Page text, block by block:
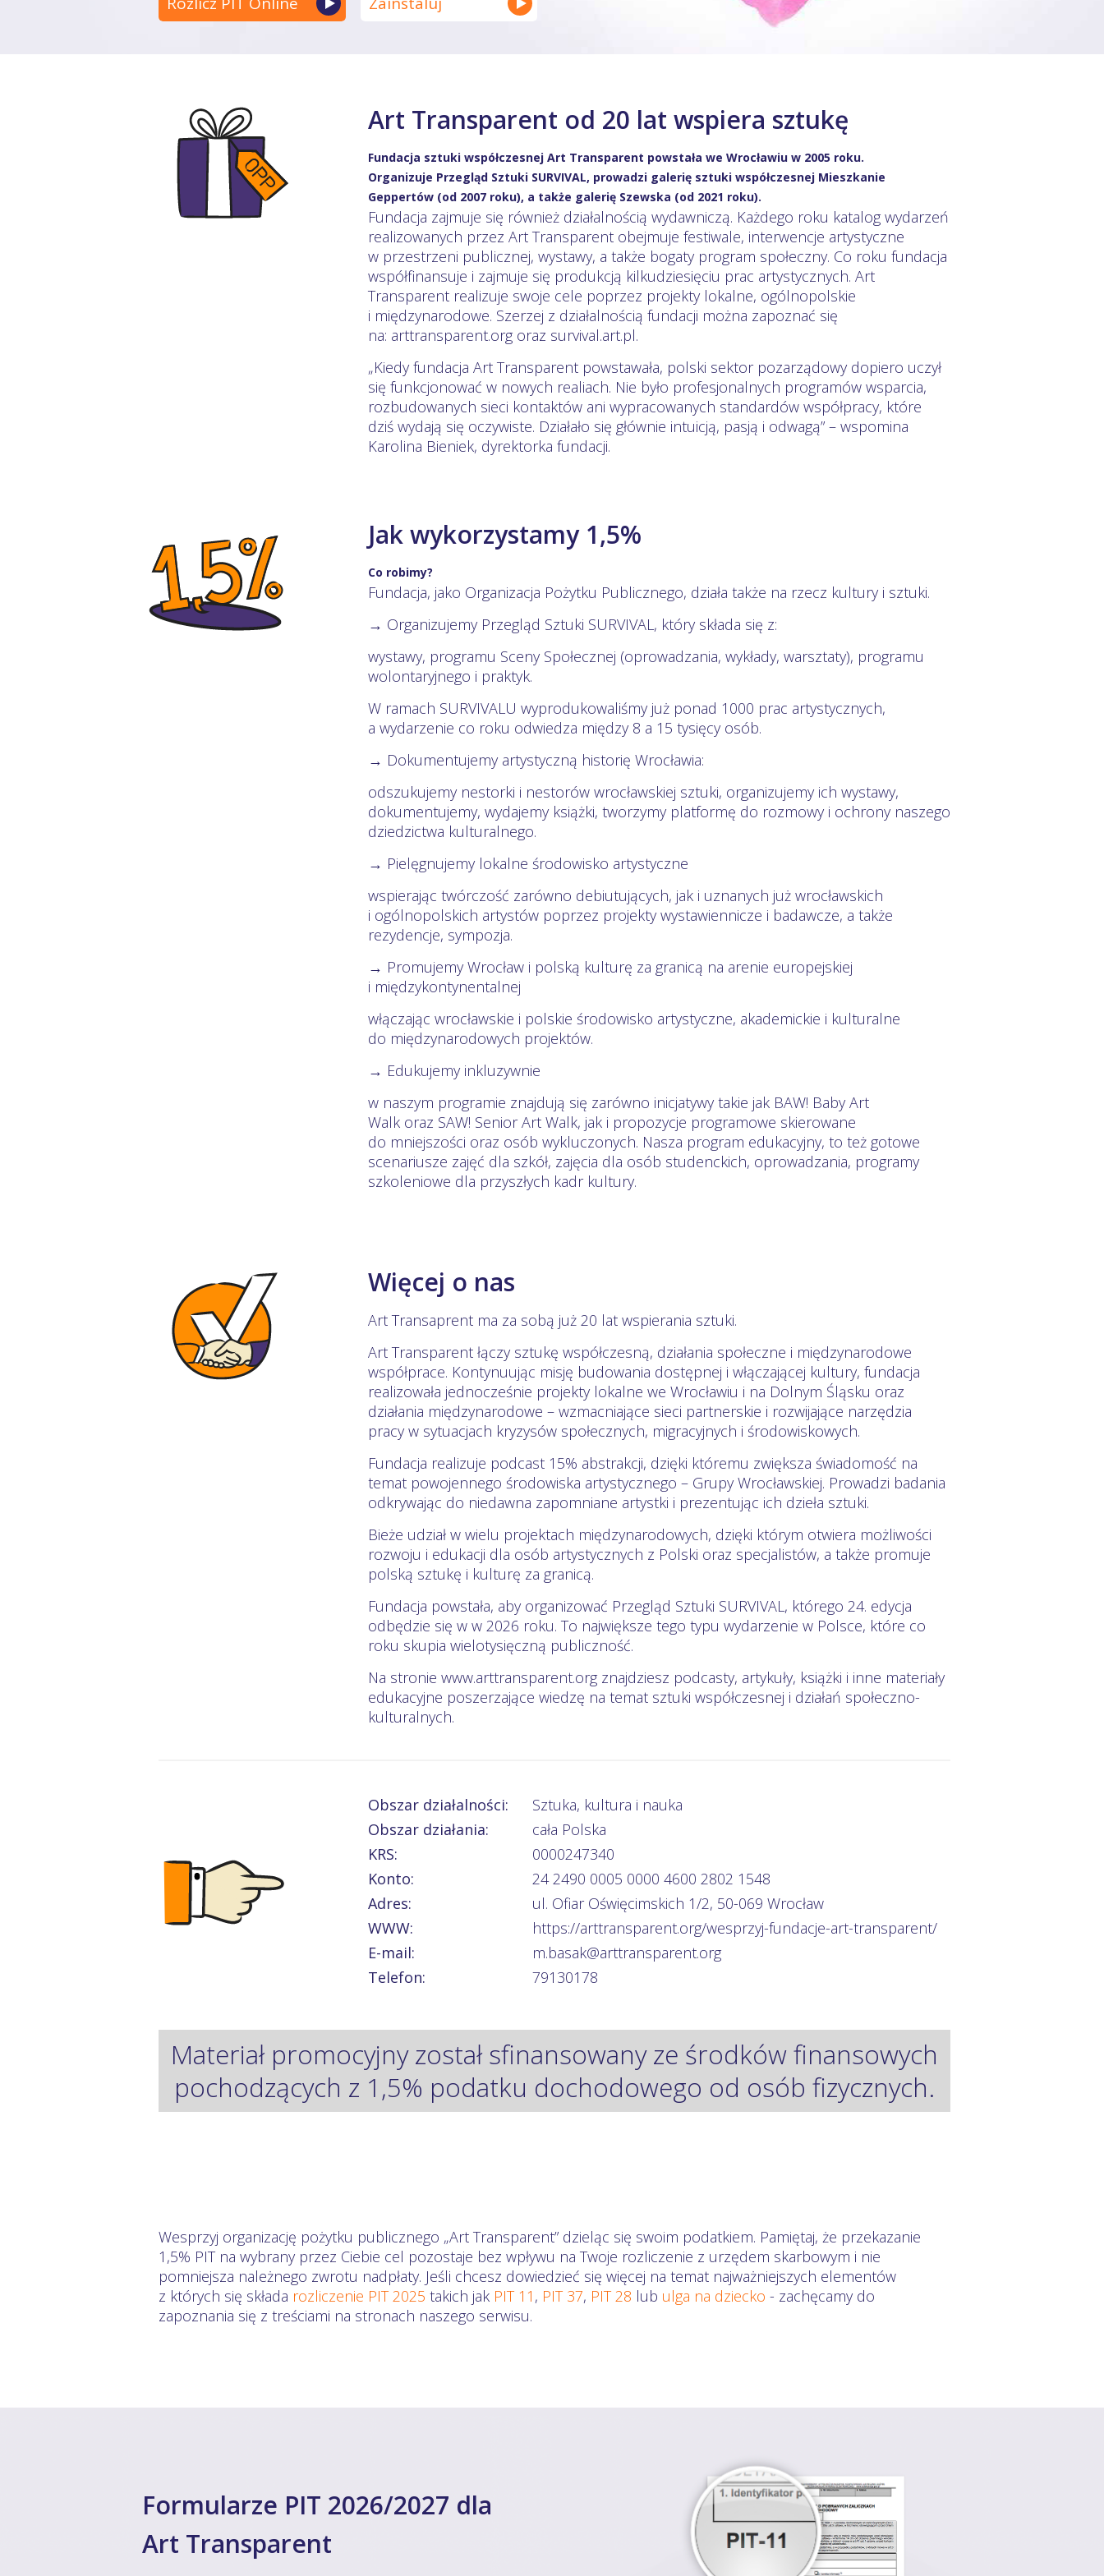
Art Transparent od 20 lat wspiera sztukę
Fundacja sztuki współczesnej Art Transparent powstała we Wrocławiu w 2005 roku.
Organizuje Przegląd Sztuki SURVIVAL, prowadzi galerię sztuki współczesnej Mieszkanie
Geppertów (od 2007 roku), a także galerię Szewska (od 2021 roku).
Fundacja zajmuje się również działalnością wydawniczą. Każdego roku katalog wydarzeń
realizowanych przez Art Transparent obejmuje festiwale, interwencje artystyczne
w przestrzeni publicznej, wystawy, a także bogaty program społeczny. Co roku fundacja
współfinansuje i zajmuje się produkcją kilkudziesięciu prac artystycznych. Art
Transparent realizuje swoje cele poprzez projekty lokalne, ogólnopolskie
i międzynarodowe. Szerzej z działalnością fundacji można zapoznać się
na: arttransparent.org oraz survival.art.pl.
„Kiedy fundacja Art Transparent powstawała, polski sektor pozarządowy dopiero uczył
się funkcjonować w nowych realiach. Nie było profesjonalnych programów wsparcia,
rozbudowanych sieci kontaktów ani wypracowanych standardów współpracy, które
dziś wydają się oczywiste. Działało się głównie intuicją, pasją i odwagą” – wspomina
Karolina Bieniek, dyrektorka fundacji.
Jak wykorzystamy 1,5%
Co robimy?
Fundacja, jako Organizacja Pożytku Publicznego, działa także na rzecz kultury i sztuki.
→ Organizujemy Przegląd Sztuki SURVIVAL, który składa się z:
wystawy, programu Sceny Społecznej (oprowadzania, wykłady, warsztaty), programu
wolontaryjnego i praktyk.
W ramach SURVIVALU wyprodukowaliśmy już ponad 1000 prac artystycznych,
a wydarzenie co roku odwiedza między 8 a 15 tysięcy osób.
→ Dokumentujemy artystyczną historię Wrocławia:
odszukujemy nestorki i nestorów wrocławskiej sztuki, organizujemy ich wystawy,
dokumentujemy, wydajemy książki, tworzymy platformę do rozmowy i ochrony naszego
dziedzictwa kulturalnego.
→ Pielęgnujemy lokalne środowisko artystyczne
wspierając twórczość zarówno debiutujących, jak i uznanych już wrocławskich
i ogólnopolskich artystów poprzez projekty wystawiennicze i badawcze, a także
rezydencje, sympozja.
→ Promujemy Wrocław i polską kulturę za granicą na arenie europejskiej
i międzykontynentalnej
włączając wrocławskie i polskie środowisko artystyczne, akademickie i kulturalne
do międzynarodowych projektów.
→ Edukujemy inkluzywnie
w naszym programie znajdują się zarówno inicjatywy takie jak BAW! Baby Art
Walk oraz SAW! Senior Art Walk, jak i propozycje programowe skierowane
do mniejszości oraz osób wykluczonych. Nasza program edukacyjny, to też gotowe
scenariusze zajęć dla szkół, zajęcia dla osób studenckich, oprowadzania, programy
szkoleniowe dla przyszłych kadr kultury.
Więcej o nas
Art Transaprent ma za sobą już 20 lat wspierania sztuki.
Art Transparent łączy sztukę współczesną, działania społeczne i międzynarodowe
współprace. Kontynuując misję budowania dostępnej i włączającej kultury, fundacja
realizowała jednocześnie projekty lokalne we Wrocławiu i na Dolnym Śląsku oraz
działania międzynarodowe – wzmacniające sieci partnerskie i rozwijające narzędzia
pracy w sytuacjach kryzysów społecznych, migracyjnych i środowiskowych.
Fundacja realizuje podcast 15% abstrakcji, dzięki któremu zwiększa świadomość na
temat powojennego środowiska artystycznego – Grupy Wrocławskiej. Prowadzi badania
odkrywając do niedawna zapomniane artystki i prezentując ich dzieła sztuki.
Bieże udział w wielu projektach międzynarodowych, dzięki którym otwiera możliwości
rozwoju i edukacji dla osób artystycznych z Polski oraz specjalistów, a także promuje
polską sztukę i kulturę za granicą.
Fundacja powstała, aby organizować Przegląd Sztuki SURVIVAL, którego 24. edycja
odbędzie się w w 2026 roku. To największe tego typu wydarzenie w Polsce, które co
roku skupia wielotysięczną publiczność.
Na stronie www.arttransparent.org znajdziesz podcasty, artykuły, książki i inne materiały
edukacyjne poszerzające wiedzę na temat sztuki współczesnej i działań społeczno-
kulturalnych.
Obszar działalności:
Sztuka, kultura i nauka
Obszar działania:
cała Polska
KRS:
0000247340
Konto:
24 2490 0005 0000 4600 2802 1548
Adres:
ul. Ofiar Oświęcimskich 1/2, 50-069 Wrocław
WWW:
https://arttransparent.org/wesprzyj-fundacje-art-transparent/
E-mail:
m.basak@arttransparent.org
Telefon:
79130178
Materiał promocyjny został sfinansowany ze środków finansowych
pochodzących z 1,5% podatku dochodowego od osób fizycznych.
Wesprzyj organizację pożytku publicznego „Art Transparent” dzieląc się swoim podatkiem. Pamiętaj, że przekazanie
1,5% PIT na wybrany przez Ciebie cel pozostaje bez wpływu na Twoje rozliczenie z urzędem skarbowym i nie
pomniejsza należnego zwrotu nadpłaty. Jeśli chcesz dowiedzieć się więcej na temat najważniejszych elementów
z których się składa rozliczenie PIT 2025 takich jak PIT 11 , PIT 37, PIT 28 lub ulga na dziecko - zachęcamy do
zapoznania się z treściami na stronach naszego serwisu.
Formularze PIT 2026/2027 dla
Art Transparent